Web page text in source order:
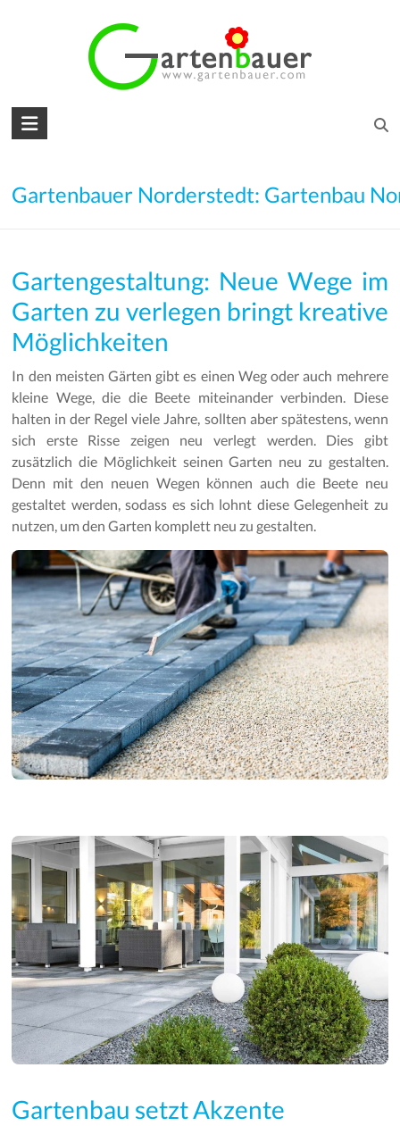
den
Träume
Gartengestaltung
–
–
Gartenpflege
Gartenbauer Norderstedt: Gartenbau
Gartengestaltung: Neue Wege im
Garten zu verlegen bringt kreative
Möglichkeiten
In den meisten Gärten gibt es einen Weg oder auch mehrere
kleine Wege, die die Beete miteinander verbinden. Diese
halten in der Regel viele Jahre, sollten aber spätestens, wenn
sich erste Risse zeigen neu verlegt werden. Dies gibt
zusätzlich die Möglichkeit seinen Garten neu zu gestalten.
Denn mit den neuen Wegen können auch die Beete neu
gestaltet werden, sodass es sich lohnt diese Gelegenheit zu
nutzen, um den Garten komplett neu zu gestalten.
Gartenbau setzt Akzente